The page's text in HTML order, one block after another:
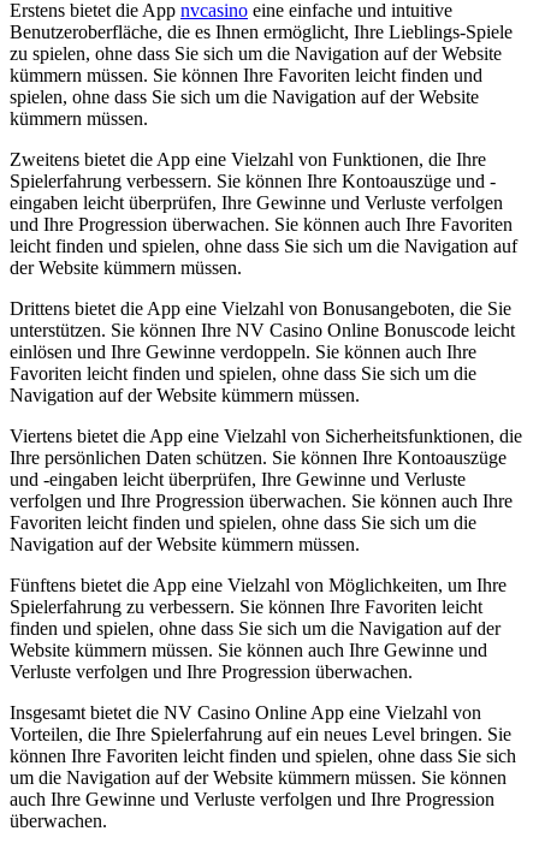
Erstens bietet die App nvcasino eine einfache und intuitive
Benutzeroberfläche, die es Ihnen ermöglicht, Ihre Lieblings-Spiele
zu spielen, ohne dass Sie sich um die Navigation auf der Website
kümmern müssen. Sie können Ihre Favoriten leicht finden und
spielen, ohne dass Sie sich um die Navigation auf der Website
kümmern müssen.
Zweitens bietet die App eine Vielzahl von Funktionen, die Ihre
Spielerfahrung verbessern. Sie können Ihre Kontoauszüge und -
eingaben leicht überprüfen, Ihre Gewinne und Verluste verfolgen
und Ihre Progression überwachen. Sie können auch Ihre Favoriten
leicht finden und spielen, ohne dass Sie sich um die Navigation auf
der Website kümmern müssen.
Drittens bietet die App eine Vielzahl von Bonusangeboten, die Sie
unterstützen. Sie können Ihre NV Casino Online Bonuscode leicht
einlösen und Ihre Gewinne verdoppeln. Sie können auch Ihre
Favoriten leicht finden und spielen, ohne dass Sie sich um die
Navigation auf der Website kümmern müssen.
Viertens bietet die App eine Vielzahl von Sicherheitsfunktionen, die
Ihre persönlichen Daten schützen. Sie können Ihre Kontoauszüge
und -eingaben leicht überprüfen, Ihre Gewinne und Verluste
verfolgen und Ihre Progression überwachen. Sie können auch Ihre
Favoriten leicht finden und spielen, ohne dass Sie sich um die
Navigation auf der Website kümmern müssen.
Fünftens bietet die App eine Vielzahl von Möglichkeiten, um Ihre
Spielerfahrung zu verbessern. Sie können Ihre Favoriten leicht
finden und spielen, ohne dass Sie sich um die Navigation auf der
Website kümmern müssen. Sie können auch Ihre Gewinne und
Verluste verfolgen und Ihre Progression überwachen.
Insgesamt bietet die NV Casino Online App eine Vielzahl von
Vorteilen, die Ihre Spielerfahrung auf ein neues Level bringen. Sie
können Ihre Favoriten leicht finden und spielen, ohne dass Sie sich
um die Navigation auf der Website kümmern müssen. Sie können
auch Ihre Gewinne und Verluste verfolgen und Ihre Progression
überwachen.